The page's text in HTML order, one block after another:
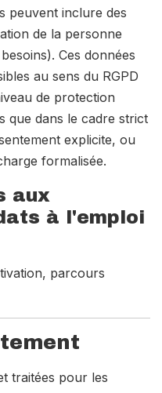
peuvent inclure des
de la personne
Ces données
au sens du RGPD
de protection
que dans le cadre strict
explicite, ou
formalisée.
aux
à l'emploi
parcours
traitées pour les